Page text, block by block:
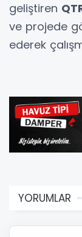
geliştiren
ve projede
ederek
YORUMLAR